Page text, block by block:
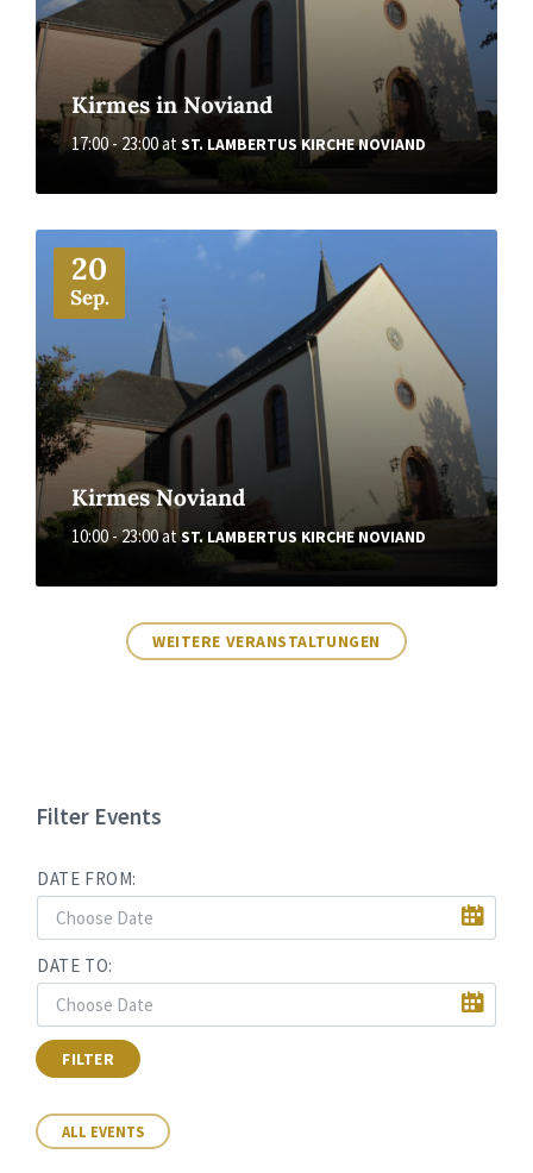
Kirmes in Noviand
17:00 - 23:00atST. LAMBERTUS KIRCHE NOVIAND
20
Sep.
Kirmes Noviand
10:00 - 23:00atST. LAMBERTUS KIRCHE NOVIAND
More
WEITERE VERANSTALTUNGEN
Filter Events
DATE FROM:
DATE TO:
FILTER
ALL EVENTS